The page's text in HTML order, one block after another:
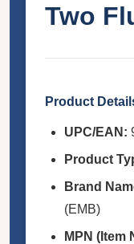
Two
Product
UPC/EAN:
Product
Brand
(EMB)
MPN (Item